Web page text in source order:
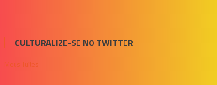
CULTURALIZE-SE NO TWITTER
Meus Tuítes